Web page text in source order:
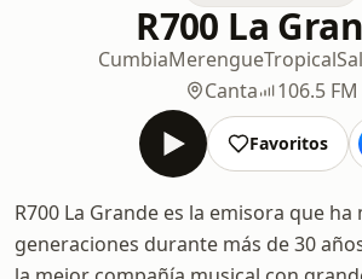
R700 La
CumbiaMerengueTropical
Canta
106.5 FM
Favoritos
R700 La Grande es la emisora que ha
generaciones durante más de 30